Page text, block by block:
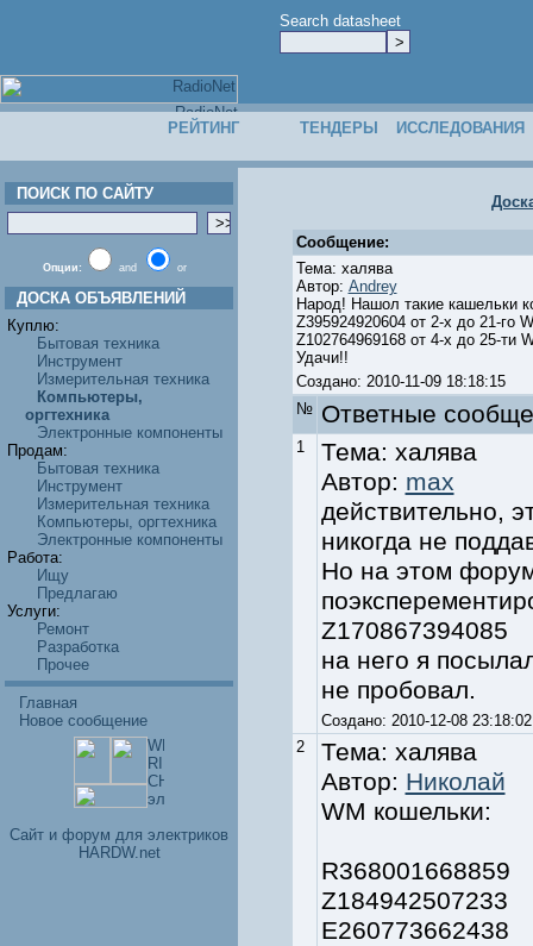
Search datasheet
РЕЙТИНГ ТЕНДЕРЫ ИССЛЕДОВАНИЯ
ПОИСК ПО САЙТУ
Опции: and or
ДОСКА ОБЪЯВЛЕНИЙ
Куплю:
Бытовая техника
Инструмент
Измерительная техника
Компьютеры,
оргтехника
Электронные компоненты
Продам:
Бытовая техника
Инструмент
Измерительная техника
Компьютеры, оргтехника
Электронные компоненты
Работа:
Ищу
Предлагаю
Услуги:
Ремонт
Разработка
Прочее
Главная
Новое сообщение
Cайт и форум для электриков
HARDW.net
Сообщение:
Тема: халява
Автор: Andrey
Народ! Нашол такие кашельки
Z395924920604 от 2-х до 21-го
Z102764969168 от 4-х до 25-ти
Удачи!!
Создано: 2010-11-09 18:18:15
№ Ответные
1
Тема: халява
Автор: max
действительно,
никогда не
Но на этом
Z170867394085
на него я
не пробовал.
Создано: 2010-12-08
2
Тема: халява
Автор: Николай
WM кошельки:
R368001668859
Z184942507233
E260773662438